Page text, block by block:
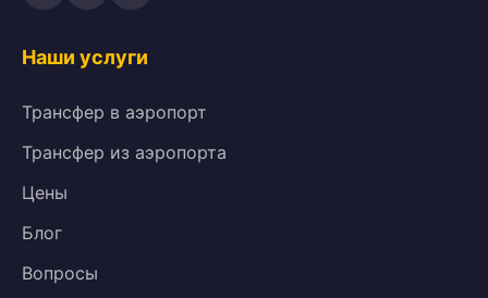
Наши услуги
Трансфер в аэропорт
Трансфер из аэропорта
Цены
Блог
Вопросы